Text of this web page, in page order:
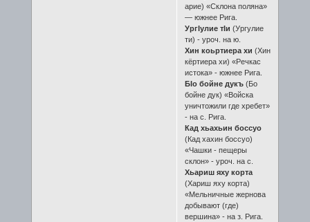
арие) «Склона поляна»
— южнее Рига.
УргIулие тIи (Ургулие
ти) - уроч. на ю.
Хин коьртиера хи (Хин
кёртиера хи) «Речкас
истока» - южнее Рига.
БIо бойне дукъ(Бо
бойне дук) «Войска
уничтожили где хребет»
- на с. Рига.
Кад хьахьин боссуо
(Кад хахин боссуо)
«Чашки - пещеры
склон» - уроч. на с.
Хьариш яху корта
(Хариш яху корта)
«Мельничные жернова
добывают (где)
вершина» - на з. Рига.